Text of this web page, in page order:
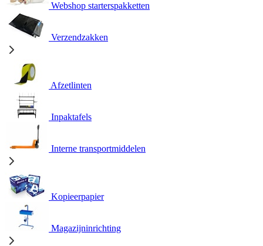
Webshop starterspakketten
Verzendzakken
Afzetlinten
Inpaktafels
Interne transportmiddelen
Kopieerpapier
Magazijninrichting